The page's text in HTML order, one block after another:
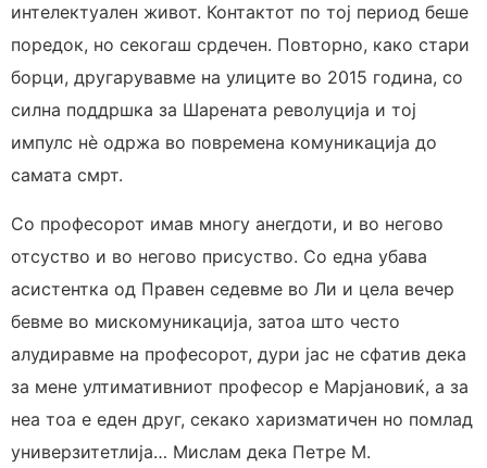
интелектуален живот. Контактот по тој период беше
поредок, но секогаш срдечен. Повторно, како стари
борци, другарувавме на улиците во 2015 година, со
силна поддршка за Шарената револуција и тој
импулс нè одржа во повремена комуникација до
самата смрт.
Со професорот имав многу анегдоти, и во негово
отсуство и во негово присуство. Со една убава
асистентка од Правен седевме во Ли и цела вечер
бевме во мискомуникација, затоа што често
алудиравме на професорот, дури јас не сфатив дека
за мене ултимативниот професор е Марјановиќ, а за
неа тоа е еден друг, секако харизматичен но помлад
универзитетлија… Мислам дека Петре М.